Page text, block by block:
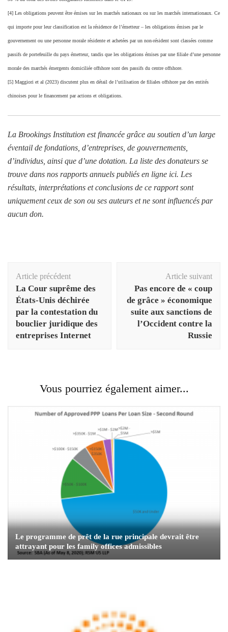
[4] Les obligations peuvent être émises sur les marchés nationaux ou sur les marchés internationaux. Ce
qui importe pour leur classification est la résidence de l’émetteur – les obligations émises par le
gouvernement ou une personne morale résidente et achetées par un non-résident sont classées comme
passifs de portefeuille du pays émetteur, tandis que les obligations émises par une filiale d’une personne
morale des marchés émergents domiciliée offshore sont des passifs du centre offshore.
[5] Maggiori et al (2023) discutent plus en détail de l’utilisation de filiales offshore par des entités
chinoises pour le financement par actions et obligations.
La Brookings Institution est financée grâce au soutien d’un large
éventail de fondations, d’entreprises, de gouvernements,
d’individus, ainsi que d’une dotation. La liste des donateurs se
trouve dans nos rapports annuels publiés en ligne ici. Les
résultats, interprétations et conclusions de ce rapport sont
uniquement ceux de son ou ses auteurs et ne sont influencés par
aucun don.
d'article
Article précédent
La Cour suprême des
États-Unis déchirée
par la contestation du
bouclier juridique des
entreprises Internet
Article suivant
Pas encore de « coup
de grâce » économique
suite aux sanctions de
l’Occident contre la
Russie
Vous pourriez également aimer...
Le programme de prêt de la rue principale devrait être
attrayant pour les family offices admissibles